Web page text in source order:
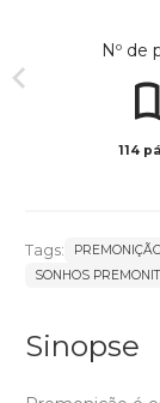
Nº de
114
Tags:
SONHOS
Sinopse